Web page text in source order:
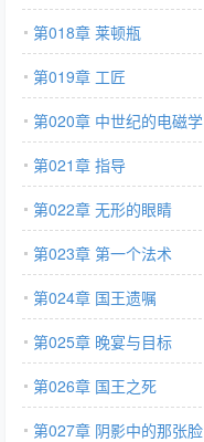
第018章 莱顿瓶
第019章 工匠
第020章 中世纪的电磁学
第021章 指导
第022章 无形的眼睛
第023章 第一个法术
第024章 国王遗嘱
第025章 晚宴与目标
第026章 国王之死
第027章 阴影中的那张脸